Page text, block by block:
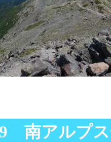
南アルプ